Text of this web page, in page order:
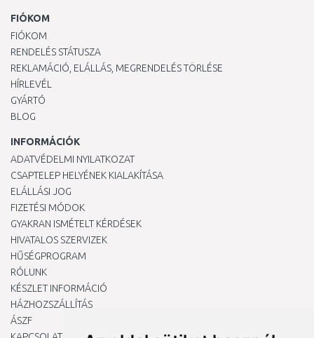
FIÓKOM
FIÓKOM
RENDELÉS STÁTUSZA
REKLAMÁCIÓ, ELÁLLÁS, MEGRENDELÉS TÖRLÉSE
HÍRLEVÉL
GYÁRTÓ
BLOG
INFORMÁCIÓK
ADATVÉDELMI NYILATKOZAT
CSAPTELEP HELYÉNEK KIALAKÍTÁSA
ELÁLLÁSI JOG
FIZETÉSI MÓDOK
GYAKRAN ISMÉTELT KÉRDÉSEK
HIVATALOS SZERVIZEK
HŰSÉGPROGRAM
RÓLUNK
KÉSZLET INFORMÁCIÓ
HÁZHOZSZÁLLÍTÁS
ÁSZF